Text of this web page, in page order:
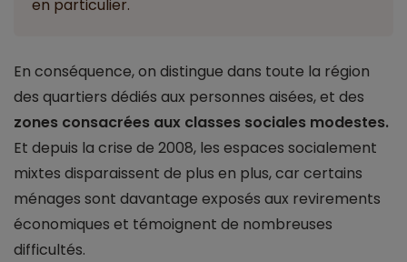
en particulier.
En conséquence, on distingue dans toute la région
des quartiers dédiés aux personnes aisées, et des
zones consacrées aux classes sociales modestes.
Et depuis la crise de 2008, les espaces socialement
mixtes disparaissent de plus en plus, car certains
ménages sont davantage exposés aux revirements
économiques et témoignent de nombreuses
difficultés.